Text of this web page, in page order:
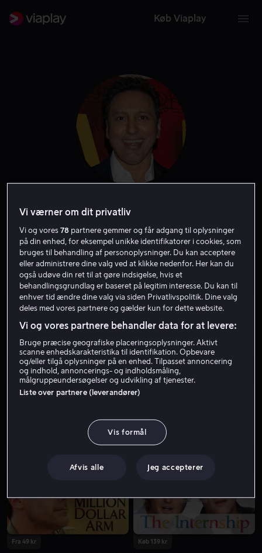
Køb Viaplay
Aasif Mandvi
Skuespiller Stemme Gæst
Ny serie tors. Fra 59 kr
Fra 49 kr Køb 139 kr
Vi værner om dit privatliv
Vi og vores78 partnere gemmer og får adgang til oplysninger
på din enhed, for eksempel unikke identifikatorer i cookies, som
bruges til behandling af personoplysninger. Du kan acceptere
eller administrere dine valg ved at klikke nedenfor. Her kan du
også udøve din ret til at gøre indsigelse, hvis et
behandlingsgrundlag er baseret på legitim interesse. Du kan til
enhver tid ændre dine valg via siden Privatlivspolitik. Dine valg
deles med vores partnere og gælder kun for dette website.
Vi og vores partnere behandler data for at levere:
Bruge præcise geografiske placeringsoplysninger. Aktivt
scanne enhedskarakteristika til identifikation. Opbevare
og/eller tilgå oplysninger på en enhed. Tilpasset annoncering
og indhold, annoncerings- og indholdsmåling,
målgruppeundersøgelser og udvikling af tjenester.
Liste over partnere (leverandører)
Vis formål
Afvis alle Jeg accepterer